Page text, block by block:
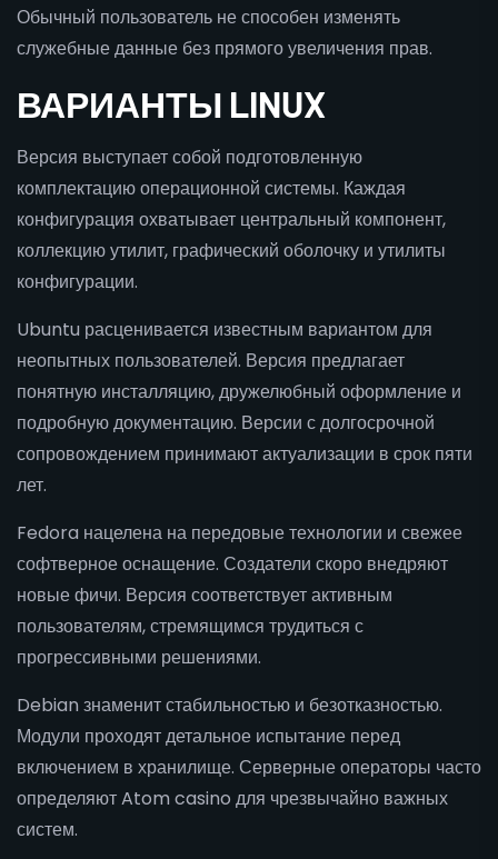
Обычный пользователь не способен изменять
служебные данные без прямого увеличения прав.
ВАРИАНТЫ LINUX
Версия выступает собой подготовленную
комплектацию операционной системы. Каждая
конфигурация охватывает центральный компонент,
коллекцию утилит, графический оболочку и утилиты
конфигурации.
Ubuntu расценивается известным вариантом для
неопытных пользователей. Версия предлагает
понятную инсталляцию, дружелюбный оформление и
подробную документацию. Версии с долгосрочной
сопровождением принимают актуализации в срок пяти
лет.
Fedora нацелена на передовые технологии и свежее
софтверное оснащение. Создатели скоро внедряют
новые фичи. Версия соответствует активным
пользователям, стремящимся трудиться с
прогрессивными решениями.
Debian знаменит стабильностью и безотказностью.
Модули проходят детальное испытание перед
включением в хранилище. Серверные операторы часто
определяют Atom casino для чрезвычайно важных
систем.